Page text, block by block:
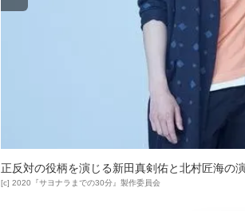
正反対の役柄を演じる新田真剣佑と北村匠海の
[c] 2020『サヨナラまでの30分』製作委員会